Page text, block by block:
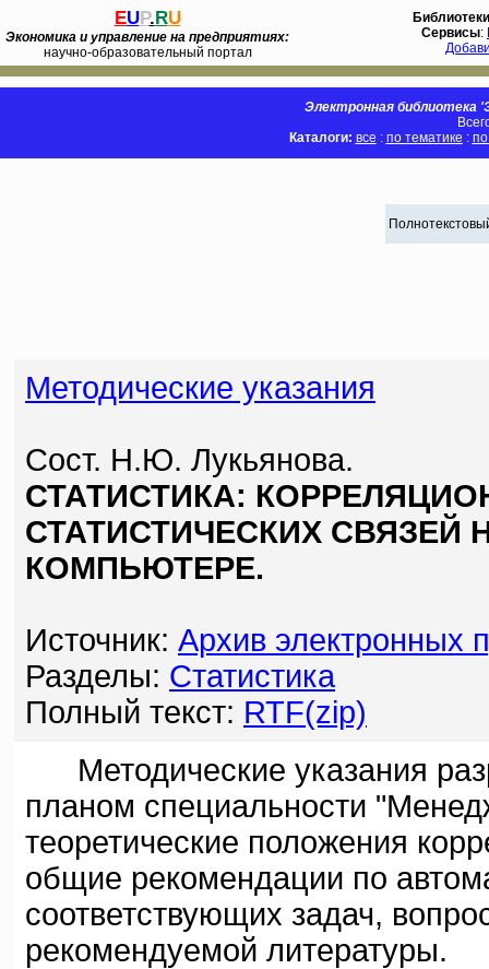
EUP.RU
Экономика и управление на предприятиях:
научно-образовательный портал
Библиотеки
Сервисы:
Электронная библиотека
Каталоги: все : по тематике :
Методические указания
Сост. Н.Ю. Лукьянова.
СТАТИСТИКА:
СТАТИСТИЧЕСКИХ СВЯЗЕЙ
КОМПЬЮТЕРЕ.
Источник: Архив электронных
Разделы: Статистика
Полный текст: RTF(zip)
Методические указания
планом специальности
теоретические положения
общие рекомендации по
соответствующих задач,
рекомендуемой литературы.